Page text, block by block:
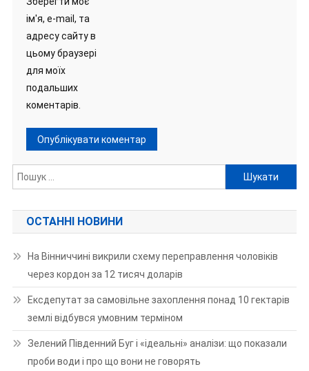
ім'я, e-mail, та
адресу сайту в
цьому браузері
для моїх
подальших
коментарів.
Пошук:
ОСТАННІ НОВИНИ
На Вінниччині викрили схему переправлення чоловіків
через кордон за 12 тисяч доларів
Ексдепутат за самовільне захоплення понад 10 гектарів
землі відбувся умовним терміном
Зелений Південний Буг і «ідеальні» аналізи: що показали
проби води і про що вони не говорять